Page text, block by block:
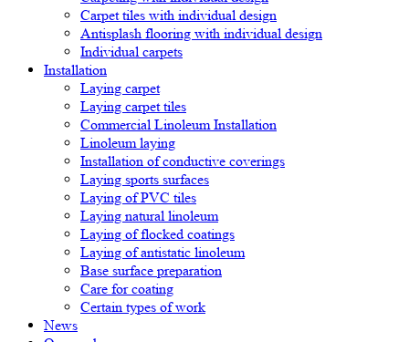
Carpet tiles with individual design
Antisplash flooring with individual design
Individual carpets
Installation
Laying carpet
Laying carpet tiles
Commercial Linoleum Installation
Linoleum laying
Installation of conductive coverings
Laying sports surfaces
Laying of PVC tiles
Laying natural linoleum
Laying of flocked coatings
Laying of antistatic linoleum
Base surface preparation
Care for coating
Certain types of work
News